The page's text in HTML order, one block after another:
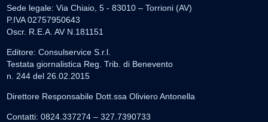
Sede legale: Via Chiaio, 5 - 83010 – Torrioni (AV)
P.IVA 02757950643
Oscr. R.E.A. AV N.181151
Editore: Consulservice S.r.l.
Testata giornalistica Reg. Trib. di Benevento
n. 244 del 26.02.2015
Direttore Responsabile Dott.ssa Oliviero Antonella
Contatti: 0824.337274 – 327.7390733